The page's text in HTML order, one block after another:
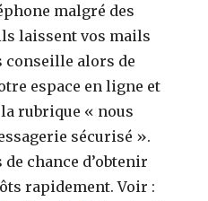
malgré des
laissent vos mails
conseille alors de
espace en ligne et
rubrique « nous
sécurisé ».
chance d’obtenir
rapidement. Voir :